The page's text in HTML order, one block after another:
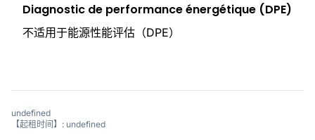
Diagnostic de performance énergétique (DPE)
不适用于能源性能评估（DPE）
undefined
【起租时间】: undefined